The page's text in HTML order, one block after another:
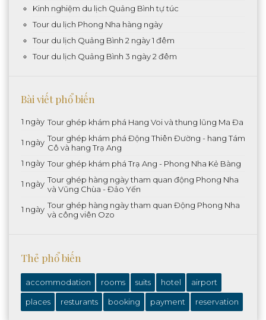
Kinh nghiệm du lịch Quảng Bình tự túc
Tour du lịch Phong Nha hàng ngày
Tour du lịch Quảng Bình 2 ngày 1 đêm
Tour du lịch Quảng Bình 3 ngày 2 đêm
Bài viết phổ biến
1 ngày Tour ghép khám phá Hang Voi và thung lũng Ma Đa
1 ngày Tour ghép khám phá Động Thiên Đường - hang Tám
Cô và hang Trạ Ang
1 ngày Tour ghép khám phá Trạ Ang - Phong Nha Kẻ Bàng
1 ngày Tour ghép hàng ngày tham quan động Phong Nha
và Vũng Chùa - Đảo Yến
1 ngày Tour ghép hàng ngày tham quan Động Phong Nha
và công viên Ozo
Thẻ phổ biến
accommodation rooms suits hotel airport
places resturants booking payment reservation